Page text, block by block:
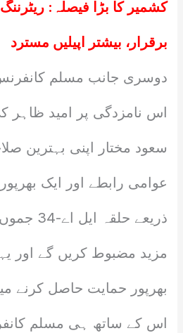
کشمیر کا بڑا فیصلہ:
برقرار، بیشتر اپیلیں مسترد
دوسری جانب مسلم
اس نامزدگی پر امید
سعود مختار اپنی بہترین
عوامی رابطے اور ایک
مزید مضبوط کریں گے اور
بھرپور حمایت حاصل کرنے
اس کے ساتھ ہی مسلم